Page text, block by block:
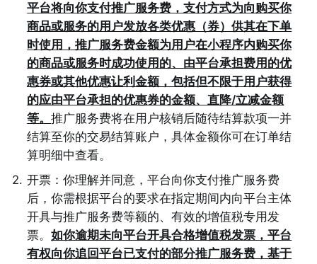
平台将向你支付推广服务费，支付方式为向购买你
商品或服务的用户发放各类优惠（券）供其在下单
时使用，推广服务费金额为用户在小程序内购买你
的商品或服务时成功使用的、由平台承担费用的优
惠券或其他优惠让利金额，包括但不限于用户获得
的应由平台承担的优惠券的金额、直降/立减金额
等。推广服务费将在用户核销后随待结算款项一并
结算至你的交易结算账户，具体金额你可在订单结
算明细中查看。
2. 开票：你理解并同意，平台向你支付推广服务费
后，你需根据平台的要求在指定期间内向平台主体
开具与推广服务费等额的、有效的增值税专用发
票。如你逾期未向平台开具合格增值税发票，平台
有权向你追回平台已支付的部分推广服务费，基于